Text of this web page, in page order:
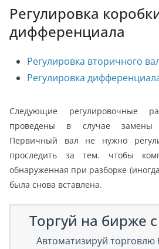
Регулировка
дифференциала
Регулировка вторичного
Регулировка
Следующие регулировочные
проведены в случае замены
Первичный вал не нужно
проследить за тем. чтобы
обнаруженная при разборке
была снова вставлена.
Торгуй на бирже
Автоматизируй торговлю